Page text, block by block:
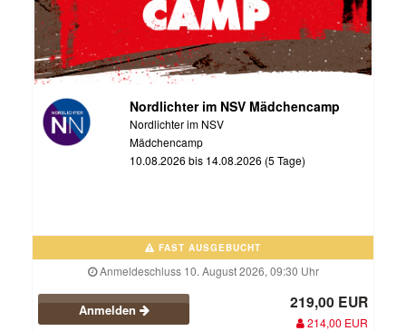
Nordlichter im NSV Mädchencamp
Nordlichter im NSV
Mädchencamp
10.08.2026 bis 14.08.2026 (5 Tage)
FAST AUSGEBUCHT
Anmeldeschluss 10. August 2026, 09:30 Uhr
Anmelden 219,00 EUR
214,00 EUR